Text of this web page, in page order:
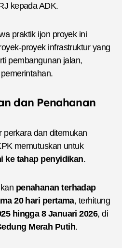
kepada ADK.
praktik ijon proyek ini
proyek infrastruktur yang
pembangunan jalan,
dan Penahanan
perkara dan ditemukan
memutuskan untuk
ke tahap penyidikan.
penahanan terhadap
20 hari pertama, terhitung
hingga 8 Januari 2026, di
Merah Putih.